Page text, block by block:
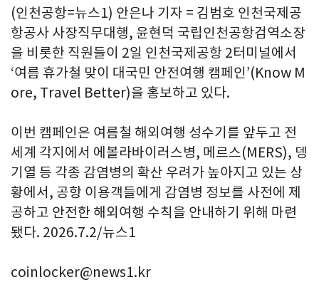
(인천공항=뉴스1) 안은나 기자 = 김범호 인천국제공
항공사 사장직무대행, 윤현덕 국립인천공항검역소장
을 비롯한 직원들이 2일 인천국제공항 2터미널에서
‘여름 휴가철 맞이 대국민 안전여행 캠페인’(Know M
ore, Travel Better)을 홍보하고 있다.
이번 캠페인은 여름철 해외여행 성수기를 앞두고 전
세계 각지에서 에볼라바이러스병, 메르스(MERS), 뎅
기열 등 각종 감염병의 확산 우려가 높아지고 있는 상
황에서, 공항 이용객들에게 감염병 정보를 사전에 제
공하고 안전한 해외여행 수칙을 안내하기 위해 마련
됐다. 2026.7.2/뉴스1
coinlocker@news1.kr